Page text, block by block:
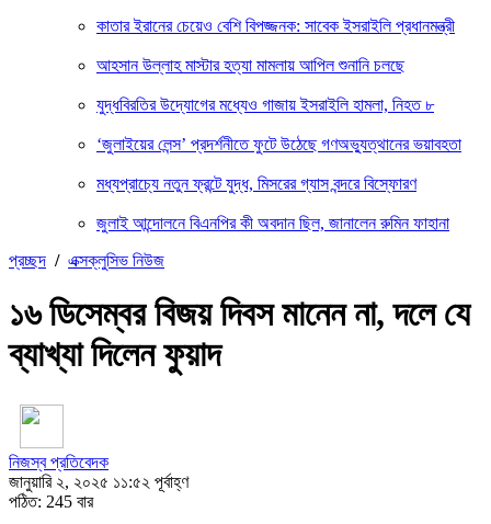
কাতার ইরানের চেয়েও বেশি বিপজ্জনক: সাবেক ইসরাইলি প্রধানমন্ত্রী
আহসান উল্লাহ মাস্টার হত্যা মামলায় আপিল শুনানি চলছে
যুদ্ধবিরতির উদ্যোগের মধ্যেও গাজায় ইসরাইলি হামলা, নিহত ৮
‘জুলাইয়ের লেন্স’ প্রদর্শনীতে ফুটে উঠেছে গণঅভ্যুত্থানের ভয়াবহতা
মধ্যপ্রাচ্যে নতুন ফ্রন্টে যুদ্ধ, মিসরের গ্যাস বন্দরে বিস্ফোরণ
জুলাই আন্দোলনে বিএনপির কী অবদান ছিল, জানালেন রুমিন ফাহানা
প্রচ্ছদ / এক্সক্লুসিভ নিউজ
১৬ ডিসেম্বর বিজয় দিবস মানেন না, দলে যে
ব্যাখ্যা দিলেন ফুয়াদ
নিজস্ব প্রতিবেদক
জানুয়ারি ২, ২০২৫ ১১:৫২ পূর্বাহ্ণ
পঠিত: 245 বার